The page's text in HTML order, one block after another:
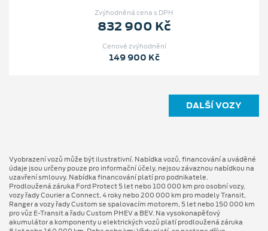
Zvýhodněná cena s DPH
832 900 Kč
Cenové zvýhodnění
149 900 Kč
DALŠÍ VOZY
Vyobrazení vozů může být ilustrativní. Nabídka vozů, financování a uváděné
údaje jsou určeny pouze pro informační účely, nejsou závaznou nabídkou na
uzavření smlouvy. Nabídka financování platí pro podnikatele.
Prodloužená záruka Ford Protect 5 let nebo 100 000 km pro osobní vozy,
vozy řady Courier a Connect, 4 roky nebo 200 000 km pro modely Transit,
Ranger a vozy řady Custom se spalovacím motorem, 5 let nebo 150 000 km
pro vůz E-Transit a řadu Custom PHEV a BEV. Na vysokonapěťový
akumulátor a komponenty u elektrických vozů platí prodloužená záruka